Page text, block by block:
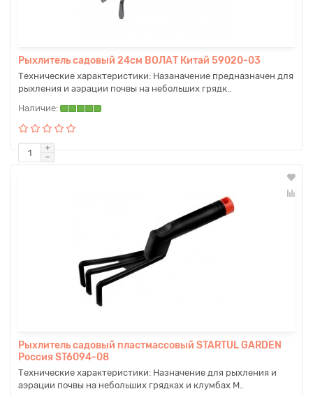
Рыхлитель садовый 24см ВОЛАТ Китай 59020-03
Технические характеристики: Назаначение предназначен для
рыхления и аэрации почвы на небольших грядк..
Рыхлитель садовый пластмассовый STARTUL GARDEN
Россия ST6094-08
Технические характеристики: Назначение для рыхления и
аэрации почвы на небольших грядках и клумбах М..